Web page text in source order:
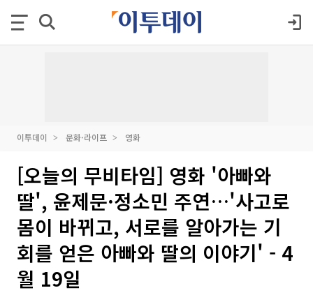
이투데이 문화·라이프 영화
[오늘의 무비타임] 영화 '아빠와
딸', 윤제문·정소민 주연…'사고로
몸이 바뀌고, 서로를 알아가는 기
회를 얻은 아빠와 딸의 이야기' - 4
월 19일